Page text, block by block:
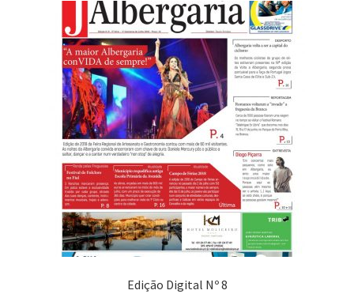
Edição Digital Nº 8